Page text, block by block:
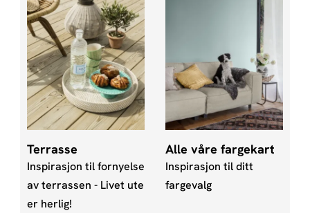
Terrasse
Inspirasjon til fornyelse
av terrassen - Livet ute
er herlig!
Alle våre fargekart
Inspirasjon til ditt
fargevalg